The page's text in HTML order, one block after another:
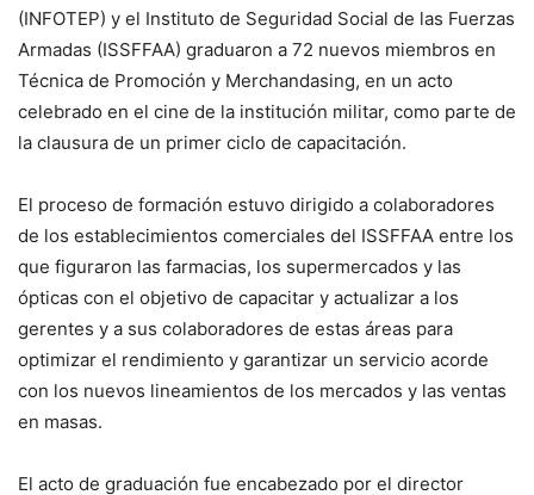
(INFOTEP) y el Instituto de Seguridad Social de las Fuerzas
Armadas (ISSFFAA) graduaron a 72 nuevos miembros en
Técnica de Promoción y Merchandasing, en un acto
celebrado en el cine de la institución militar, como parte de
la clausura de un primer ciclo de capacitación.
El proceso de formación estuvo dirigido a colaboradores
de los establecimientos comerciales del ISSFFAA entre los
que figuraron las farmacias, los supermercados y las
ópticas con el objetivo de capacitar y actualizar a los
gerentes y a sus colaboradores de estas áreas para
optimizar el rendimiento y garantizar un servicio acorde
con los nuevos lineamientos de los mercados y las ventas
en masas.
El acto de graduación fue encabezado por el director